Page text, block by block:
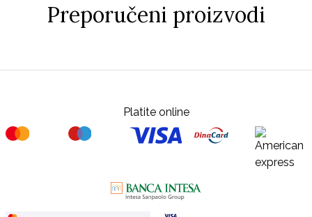
Preporučeni proizvodi
Platite online